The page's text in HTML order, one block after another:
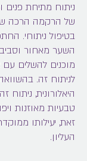
ניתוח מתיחת פנים
של הרקמה הרכה של
בטיפול ניתוחי.
השער מאחור
מוכנים להשלים עם
לניתוח זה.
היאלורונית,
טבעיות מאוזנות
זאת, יעילותו
העליון.